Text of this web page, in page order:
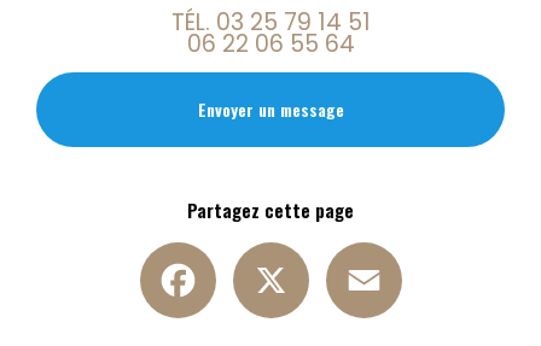
TÉL. 03 25 79 14 51
06 22 06 55 64
Envoyer un message
Partagez cette page
Facebook